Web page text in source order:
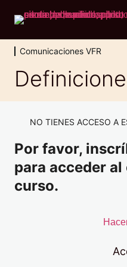
Comunicaciones VFR
NO TIENES ACCESO A
Por favor,
para acceder
curso.
Comunicaciones
Definiciones
Procedimientos
Términos meteorológicos
Fallos de comunicaciones
Procedimientos de